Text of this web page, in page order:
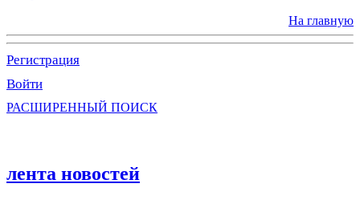
На главную
Регистрация
Войти
РАСШИРЕННЫЙ ПОИСК
лента новостей